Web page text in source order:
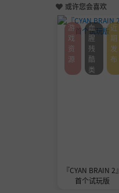
或许您会喜欢
『CYAN BRAIN 2』
首个试玩版
游
戏
资
源
血
腥
残
酷
类
近
期
发
布